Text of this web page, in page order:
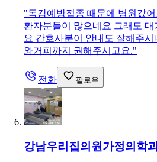
"독감예방접종 때문에 병원갔
환자분들이 많으네요 그래도
요 간호사분이 안내도 잘해주
와거피까지 권해주시고요."
전화 팔로우
강남우리집의원 가정의학